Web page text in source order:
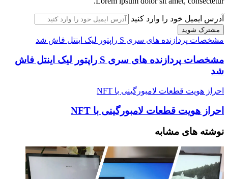
آدرس ایمیل خود را وارد کنید
مشخصات پردازنده های سری S راپتور لیک اینتل فاش شد
مشخصات پردازنده های سری S راپتور لیک اینتل فاش
شد
احراز هویت قطعات لامبورگینی با NFT
احراز هویت قطعات لامبورگینی با NFT
نوشته های مشابه